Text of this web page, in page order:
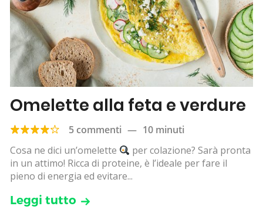
Omelette alla feta e verdure
5 commenti — 10 minuti
Cosa ne dici un’omelette
per colazione? Sarà pronta
in un attimo! Ricca di proteine, è l’ideale per fare il
pieno di energia ed evitare...
Leggi tutto